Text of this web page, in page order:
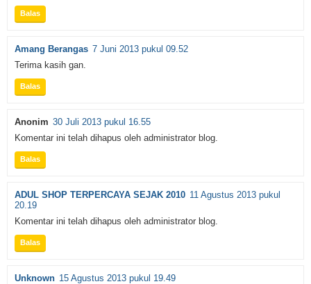
Balas
Amang Berangas 7 Juni 2013 pukul 09.52
Terima kasih gan.
Balas
Anonim 30 Juli 2013 pukul 16.55
Komentar ini telah dihapus oleh administrator blog.
Balas
ADUL SHOP TERPERCAYA SEJAK 2010 11 Agustus 2013 pukul
20.19
Komentar ini telah dihapus oleh administrator blog.
Balas
Unknown 15 Agustus 2013 pukul 19.49